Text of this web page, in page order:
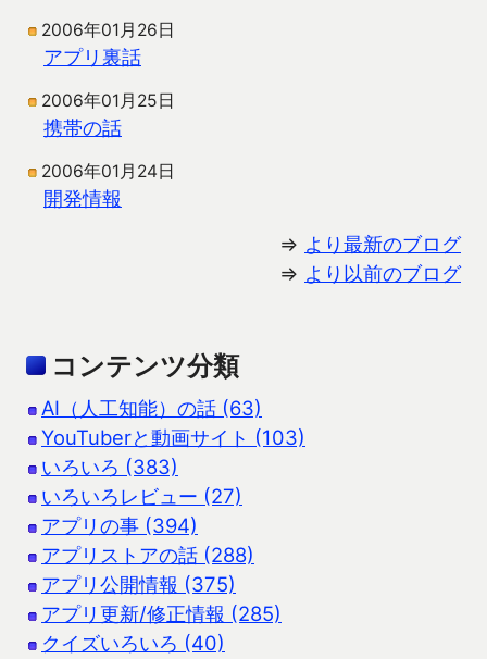
2006年01月26日
アプリ裏話
2006年01月25日
携帯の話
2006年01月24日
開発情報
⇒ より最新のブログ
⇒ より以前のブログ
コンテンツ分類
AI（人工知能）の話 (63)
YouTuberと動画サイト (103)
いろいろ (383)
いろいろレビュー (27)
アプリの事 (394)
アプリストアの話 (288)
アプリ公開情報 (375)
アプリ更新/修正情報 (285)
クイズいろいろ (40)